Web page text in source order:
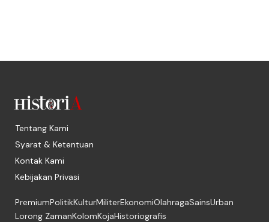
Tentang Kami
Syarat & Ketentuan
Kontak Kami
Kebijakan Privasi
PremiumPolitikKulturMiliterEkonomiOlahragaSainsUrban
Lorong ZamanKolomKojaHistoriografis